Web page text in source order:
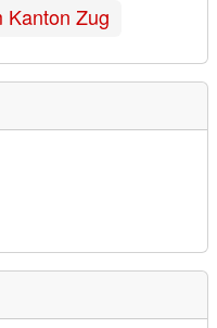
Kanton Zug